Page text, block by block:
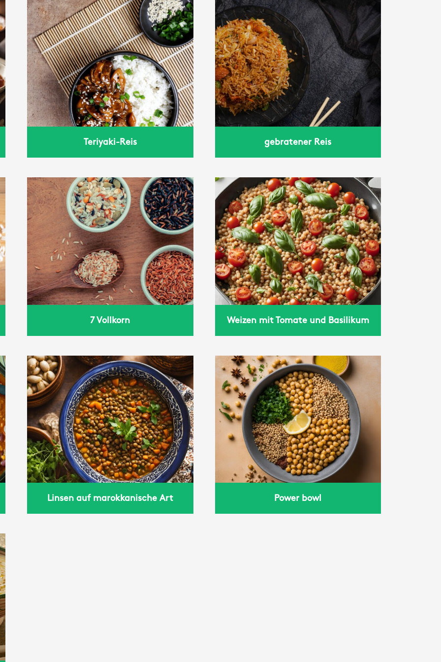
Teriyaki-Reis
gebratener Reis
gebratener Reis
7 Vollkorn
Weizen mit Tomate und
Basilikum
Weizen mit Tomate und Basilikum
Linsen auf marokkanische Art
Power bowl
Power bowl